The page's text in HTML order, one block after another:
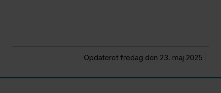
Opdateret fredag den 23. maj 2025